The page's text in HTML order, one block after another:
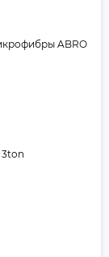
ABRO
3ton